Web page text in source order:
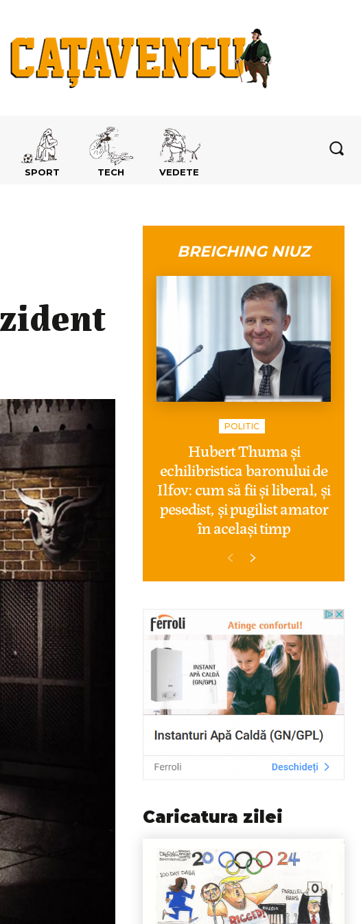
SPORT TECH VEDETE
BREICHING NIUZ
POLITIC
Hubert Thuma și
echilibristica baronului de
Ilfov: cum să fii și liberal, și
pesedist, și pugilist amator
în același timp
Caricatura zilei